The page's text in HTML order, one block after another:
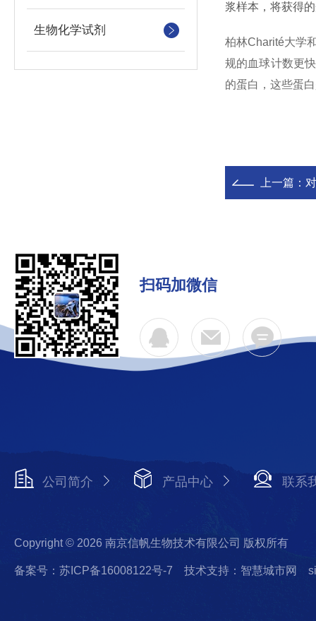
生物化学试剂
浆样本，将获得
柏林Charité大学
规的血球计数更
的蛋白，这些蛋
上一篇：
扫码加微信
公司简介 产品中心 联系
Copyright © 2026 南京信帆生物技术有限公司 版权所有
备案号：苏ICP备16008122号-7 技术支持：智慧城市网